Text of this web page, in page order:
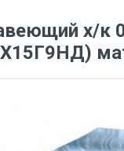
х/к